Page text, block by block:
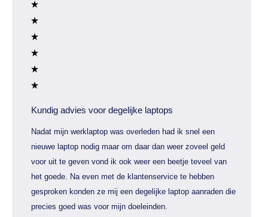
Kundig advies voor degelijke laptops
Nadat mijn werklaptop was overleden had ik snel een
nieuwe laptop nodig maar om daar dan weer zoveel geld
voor uit te geven vond ik ook weer een beetje teveel van
het goede. Na even met de klantenservice te hebben
gesproken konden ze mij een degelijke laptop aanraden die
precies goed was voor mijn doeleinden.